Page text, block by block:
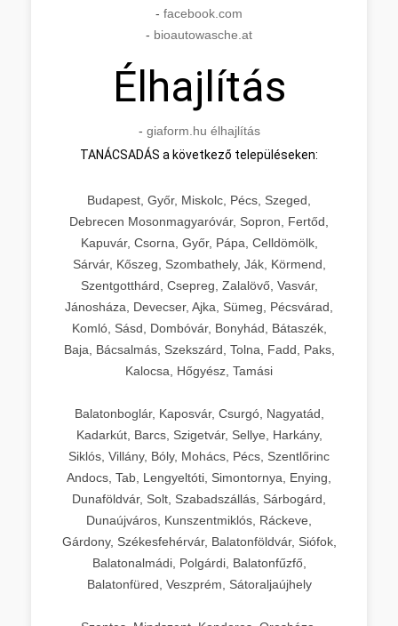
- facebook.com
- bioautowasche.at
Élhajlítás
- giaform.hu élhajlítás
TANÁCSADÁS a következő településeken:
Budapest, Győr, Miskolc, Pécs, Szeged,
Debrecen Mosonmagyaróvár, Sopron, Fertőd,
Kapuvár, Csorna, Győr, Pápa, Celldömölk,
Sárvár, Kőszeg, Szombathely, Ják, Körmend,
Szentgotthárd, Csepreg, Zalalövő, Vasvár,
Jánosháza, Devecser, Ajka, Sümeg, Pécsvárad,
Komló, Sásd, Dombóvár, Bonyhád, Bátaszék,
Baja, Bácsalmás, Szekszárd, Tolna, Fadd, Paks,
Kalocsa, Hőgyész, Tamási
Balatonboglár, Kaposvár, Csurgó, Nagyatád,
Kadarkút, Barcs, Szigetvár, Sellye, Harkány,
Siklós, Villány, Bóly, Mohács, Pécs, Szentlőrinc
Andocs, Tab, Lengyeltóti, Simontornya, Enying,
Dunaföldvár, Solt, Szabadszállás, Sárbogárd,
Dunaújváros, Kunszentmiklós, Ráckeve,
Gárdony, Székesfehérvár, Balatonföldvár, Siófok,
Balatonalmádi, Polgárdi, Balatonfűzfő,
Balatonfüred, Veszprém, Sátoraljaújhely